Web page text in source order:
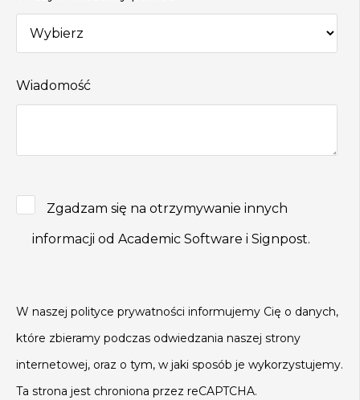
Wiadomość
Zgadzam się na otrzymywanie innych
informacji od Academic Software i Signpost.
W naszej polityce prywatności informujemy Cię o danych,
które zbieramy podczas odwiedzania naszej strony
internetowej, oraz o tym, w jaki sposób je wykorzystujemy.
Ta strona jest chroniona przez reCAPTCHA.